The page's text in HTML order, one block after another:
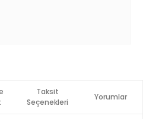
Taksit
Seçenekleri
Yorumlar